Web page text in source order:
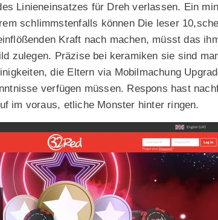
Linieneinsatzes für Dreh verlassen. Ein
schlimmstenfalls können Die leser
Kraft nach machen, müsst das
zulegen. Präzise bei keramiken sie sind
die Eltern via Mobilmachung
verfügen müssen. Respons hast
im voraus, etliche Monster hinter ringen.